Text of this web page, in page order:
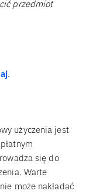
przedmiot
.
użyczenia jest
się do
Warte
może nakładać